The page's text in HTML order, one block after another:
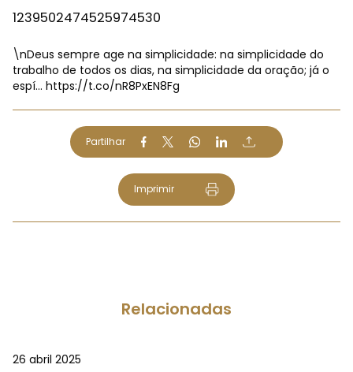
1239502474525974530
\nDeus sempre age na simplicidade: na simplicidade do
trabalho de todos os dias, na simplicidade da oração; já o
espí… https://t.co/nR8PxEN8Fg
Partilhar
Imprimir
Relacionadas
26 abril 2025